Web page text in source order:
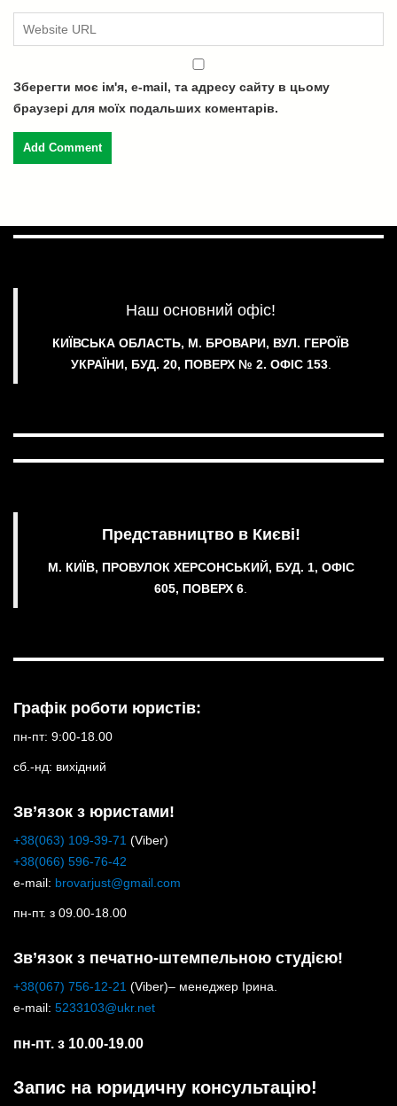
Зберегти моє ім'я, e-mail, та адресу сайту в цьому
браузері для моїх подальших коментарів.
Наш основний офіс!
КИЇВСЬКА ОБЛАСТЬ, М. БРОВАРИ, ВУЛ. ГЕРОЇВ
УКРАЇНИ, БУД. 20, ПОВЕРХ № 2. ОФІС 153.
Представництво в Києві!
М. КИЇВ, ПРОВУЛОК ХЕРСОНСЬКИЙ, БУД. 1, ОФІС
605, ПОВЕРХ 6
Графік роботи юристів:
пн-пт: 9:00-18.00
сб.-нд: вихідний
Зв’язок з юристами!
+38(063) 109-39-71 (Viber)
+38(066) 596-76-42
e-mail: brovarjust@gmail.com
пн-пт. з 09.00-18.00
Зв’язок з печатно-штемпельною студією!
+38(067) 756-12-21 (Viber)– менеджер Ірина.
e-mail: 5233103@ukr.net
пн-пт. з 10.00-19.00
Запис на юридичну консультацію!